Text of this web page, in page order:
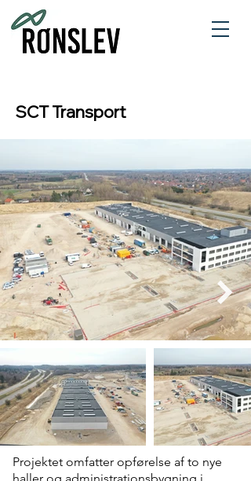
SCT Transport
Projektet omfatter opførelse af to nye